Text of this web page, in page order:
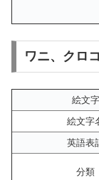
ワニ、クロ
絵文字
絵文字
英語表
分類